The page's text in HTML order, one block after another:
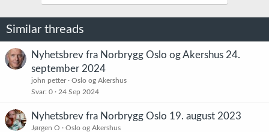
r
Similar threads
Nyhetsbrev fra Norbrygg Oslo og Akershus 24.
september 2024
john petter
Oslo og Akershus
Svar 0 24 Sep 2024
Nyhetsbrev fra Norbrygg Oslo 19. august 2023
Jørgen O
Oslo og Akershus